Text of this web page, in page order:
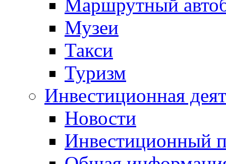
Маршрутный
Музеи
Такси
Туризм
Инвестиционная
Новости
Инвестиционный